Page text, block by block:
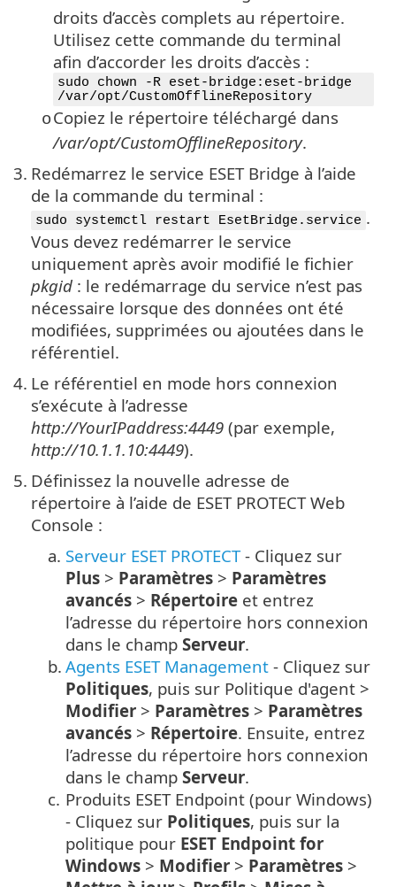
droits d’accès complets au répertoire.
Utilisez cette commande du terminal
afin d’accorder les droits d’accès :
sudo chown -R eset-bridge:eset-bridge
/var/opt/CustomOfflineRepository
oCopiez le répertoire téléchargé dans
/var/opt/CustomOfflineRepository.
3. Redémarrez le service ESET Bridge à l’aide
de la commande du terminal :
sudo systemctl restart EsetBridge.service .
Vous devez redémarrer le service
uniquement après avoir modifié le fichier
pkgid : le redémarrage du service n’est pas
nécessaire lorsque des données ont été
modifiées, supprimées ou ajoutées dans le
référentiel.
4. Le référentiel en mode hors connexion
s’exécute à l’adresse
http://YourIPaddress:4449 (par exemple,
http://10.1.1.10:4449).
5. Définissez la nouvelle adresse de
répertoire à l’aide de ESET PROTECT Web
Console :
a. Serveur ESET PROTECT- Cliquez sur
Plus > Paramètres > Paramètres
avancés > Répertoire et entrez
l’adresse du répertoire hors connexion
dans le champ Serveur.
b. Agents ESET Management - Cliquez sur
Politiques, puis sur Politique d'agent >
Modifier > Paramètres > Paramètres
avancés > Répertoire. Ensuite, entrez
l’adresse du répertoire hors connexion
dans le champ Serveur.
c. Produits ESET Endpoint (pour Windows)
- Cliquez sur Politiques, puis sur la
politique pour ESET Endpoint for
Windows > Modifier > Paramètres >